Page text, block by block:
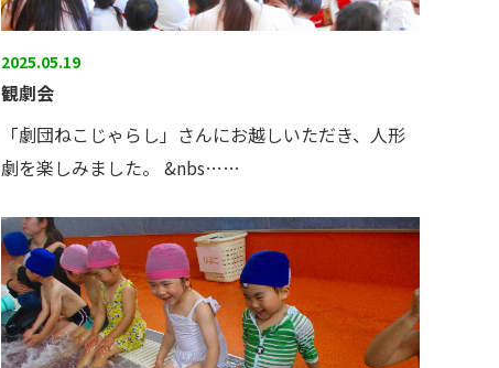
2025.05.19
観劇会
「劇団ねこじゃらし」さんにお越しいただき、人形
劇を楽しみました。 &nbs……